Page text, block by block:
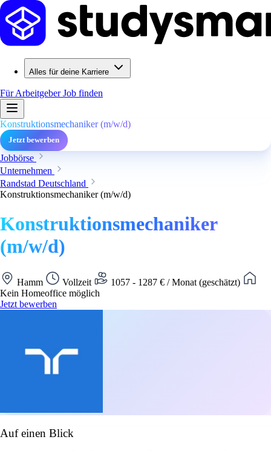
Alles für deine Karriere
Für ArbeitgeberJob finden
Konstruktionsmechaniker (m/w/d)
Jetzt bewerben
Jobbörse
Unternehmen
Randstad Deutschland
Konstruktionsmechaniker (m/w/d)
Konstruktionsmechaniker
(m/w/d)
Hamm Vollzeit
1057 - 1287 € / Monat (geschätzt)
Kein Homeoffice möglich
Jetzt bewerben
Auf einen Blick